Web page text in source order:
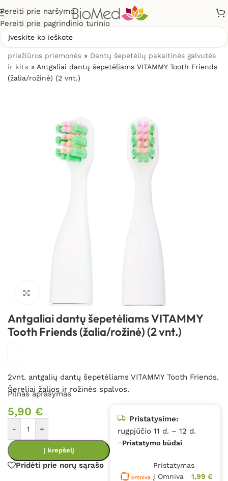
Pereiti prie naršymo
Pereiti prie pagrindinio turinio
priežiūros priemonės » Dantų šepetėlių pakaitinės galvutės
ir kita » Antgaliai dantų šepetėliams VITAMMY Tooth Friends
(žalia/rožinė) (2 vnt.)
Antgaliai dantų šepetėliams VITAMMY
Tooth Friends (žalia/rožinė) (2 vnt.)
2vnt. antgalių dantų šepetėliams VITAMMY Tooth Friends.
Šereliai žalios ir rožinės spalvos.
Pilnas aprašymas
5,90 €
- +
Į krepšelį
Pridėti prie norų sąrašo
Pristatysime:
rugpjūčio 11 d. – 12 d.
Pristatymo būdai
Pristatymas
į Omniva
1,99 €